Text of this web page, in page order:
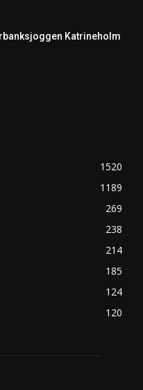
Katrineholm
1520
1189
269
238
214
185
124
120